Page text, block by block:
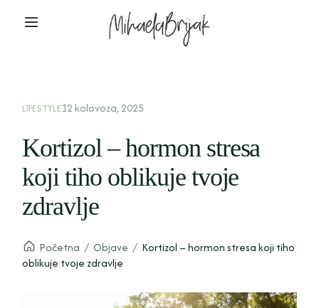
LIFESTYLE12 kolovoza, 2025
Kortizol – hormon stresa
koji tiho oblikuje tvoje
zdravlje
Početna / Objave / Kortizol – hormon stresa koji tiho
oblikuje tvoje zdravlje